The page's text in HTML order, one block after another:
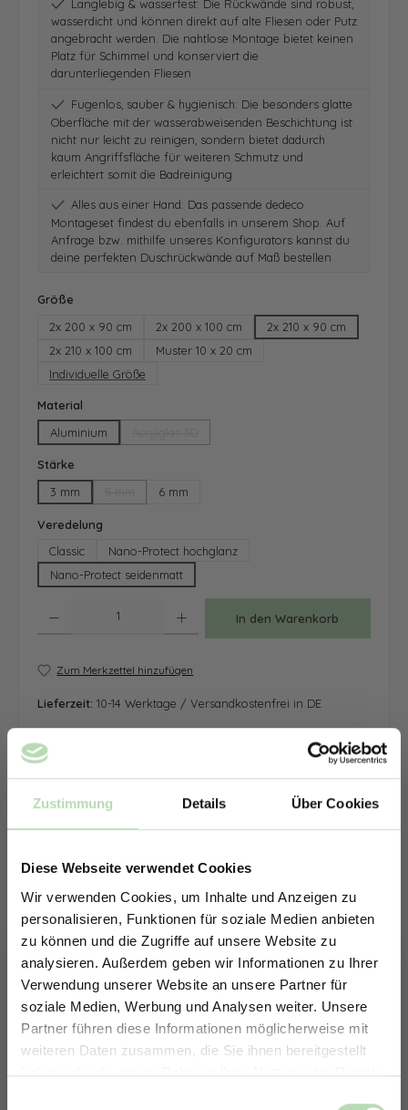
Zustimmung Details Über Cookies
Diese Webseite verwendet Cookies
Wir verwenden Cookies, um Inhalte und Anzeigen zu
personalisieren, Funktionen für soziale Medien anbieten
zu können und die Zugriffe auf unsere Website zu
analysieren. Außerdem geben wir Informationen zu Ihrer
Verwendung unserer Website an unsere Partner für
soziale Medien, Werbung und Analysen weiter. Unsere
Partner führen diese Informationen möglicherweise mit
weiteren Daten zusammen, die Sie ihnen bereitgestellt
haben oder die sie im Rahmen Ihrer Nutzung der Dienste
Langlebig & wasserfest: Die Rückwände sind robust,
wasserdicht und können direkt auf alte Fliesen oder Putz
angebracht werden. Die nahtlose Montage bietet keinen
Platz für Schimmel und konserviert die
darunterliegenden Fliesen
Fugenlos, sauber & hygienisch: Die besonders glatte
Oberfläche mit der wasserabweisenden Beschichtung ist
nicht nur leicht zu reinigen, sondern bietet dadurch
kaum Angriffsfläche für weiteren Schmutz und
erleichtert somit die Badreinigung
Alles aus einer Hand: Das passende dedeco
Montageset findest du ebenfalls in unserem Shop. Auf
Anfrage bzw. mithilfe unseres Konfigurators kannst du
deine perfekten Duschrückwände auf Maß bestellen
Größe
2x 200 x 90 cm
2x 200 x 100 cm
2x 210 x 90 cm
2x 210 x 100 cm
Muster 10 x 20 cm
Individuelle Größe
Material
Aluminium
Stärke
3 mm
(Diese Option ist zurzeit nicht verfügbar.)
6 mm
Veredelung
Classic
Nano-Protect hochglanz
Nano-Protect seidenmatt
In den Warenkorb
Zum Merkzettel hinzufügen
Lieferzeit: 10-14 Werktage / Versandkostenfrei in DE
ERHALTE 5% RABATT AUF
DEINE RÜCKWÄNDE